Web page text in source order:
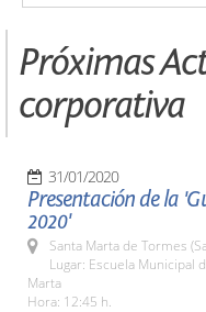
Próximas
corporativa
31/01/2020
Presentación de la
2020'
Santa Marta de Tormes
Lugar: Escuela Municipal
Marta
Hora: 12:45 h.